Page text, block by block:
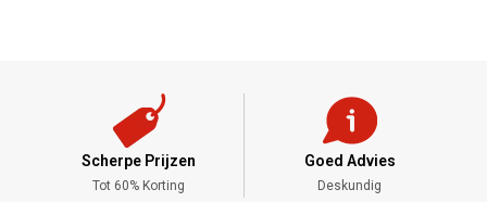
Scherpe Prijzen
Tot 60% Korting
Goed Advies
Deskundig